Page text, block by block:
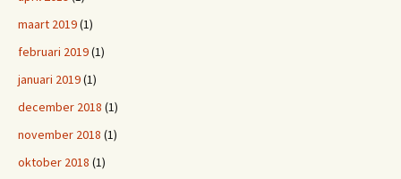
maart 2019(1)
februari 2019(1)
januari 2019(1)
december 2018 (1)
november 2018 (1)
oktober 2018 (1)